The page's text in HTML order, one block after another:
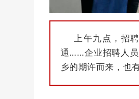
上午九点，招
通……企业招聘人员
乡的期许而来，也